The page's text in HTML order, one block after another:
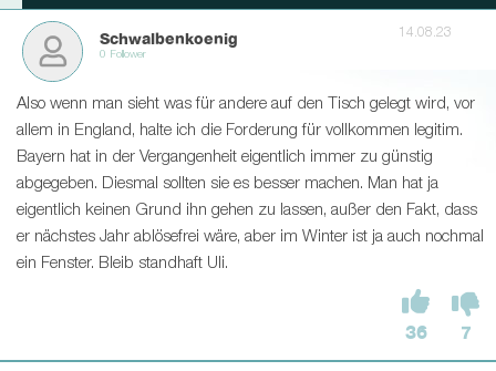
Schwalbenkoenig
0 Follower
14.08.23
Also wenn man sieht was für andere auf den Tisch gelegt wird, vor
allem in England, halte ich die Forderung für vollkommen legitim.
Bayern hat in der Vergangenheit eigentlich immer zu günstig
abgegeben. Diesmal sollten sie es besser machen. Man hat ja
eigentlich keinen Grund ihn gehen zu lassen, außer den Fakt, dass
er nächstes Jahr ablösefrei wäre, aber im Winter ist ja auch nochmal
ein Fenster. Bleib standhaft Uli.
36 7